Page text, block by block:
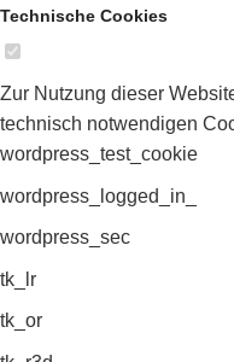
Technische Cookies
Zur Nutzung dieser
technisch notwendigen
wordpress_test_cookie
wordpress_logged_in_
wordpress_sec
tk_lr
tk_or